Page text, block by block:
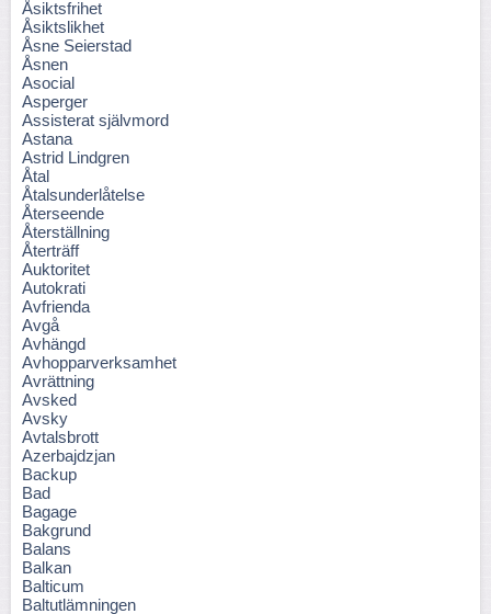
Åsiktsfrihet
Åsiktslikhet
Åsne Seierstad
Åsnen
Asocial
Asperger
Assisterat självmord
Astana
Astrid Lindgren
Åtal
Åtalsunderlåtelse
Återseende
Återställning
Återträff
Auktoritet
Autokrati
Avfrienda
Avgå
Avhängd
Avhopparverksamhet
Avrättning
Avsked
Avsky
Avtalsbrott
Azerbajdzjan
Backup
Bad
Bagage
Bakgrund
Balans
Balkan
Balticum
Baltutlämningen